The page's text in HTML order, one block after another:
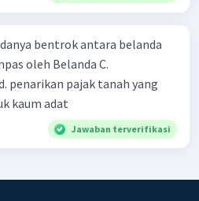
bentrok antara belanda
oleh Belanda C.
penarikan pajak tanah yang
kaum adat
Jawaban terverifikasi